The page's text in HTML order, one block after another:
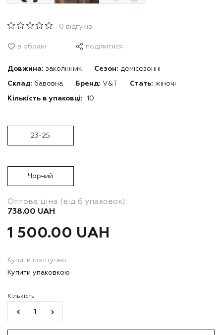
0 відгуків
в обрані поділитися
Довжина: заколінник Сезон: демісезонні
Склад: бавовна Бренд: V&T Стать: жіночі
Кількість в упаковці: 10
23-25
Чорний
Оптова ціна (від 6 упаковок):
738.00 UAH
1 500.00 UAH
Купити поштучно
Купити упаковкою
Кількість